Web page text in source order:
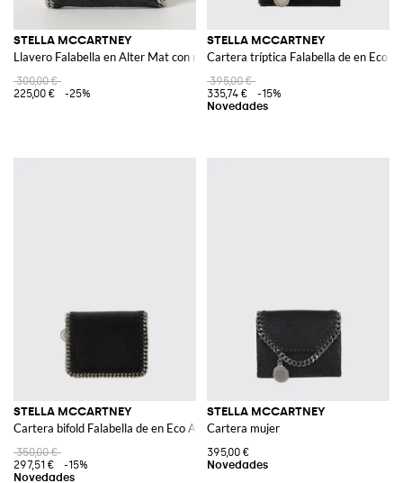
STELLA MCCARTNEY
Llavero Falabella en Alter Mat con ribete de cadena
300,00 €
225,00 €
-25%
STELLA MCCARTNEY
Cartera tríptica Falabella de en Eco
395,00 €
335,74 €
-15%
STELLA MCCARTNEY
Cartera bifold Falabella de en Eco Alter Mat con bordes de cadena
350,00 €
297,51 €
-15%
STELLA MCCARTNEY
Cartera mujer
395,00 €